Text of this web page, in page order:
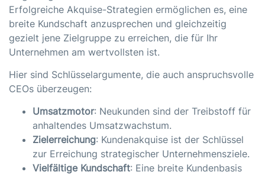
Erfolgreiche Akquise-Strategien ermöglichen es, eine
breite Kundschaft anzusprechen und gleichzeitig
gezielt jene Zielgruppe zu erreichen, die für Ihr
Unternehmen am wertvollsten ist.
Hier sind Schlüsselargumente, die auch anspruchsvolle
CEOs überzeugen:
Umsatzmotor: Neukunden sind der Treibstoff für
anhaltendes Umsatzwachstum.
Zielerreichung: Kundenakquise ist der Schlüssel
zur Erreichung strategischer Unternehmensziele.
Vielfältige Kundschaft: Eine breite Kundenbasis